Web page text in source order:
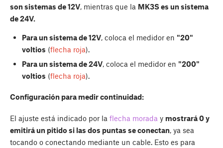
son sistemas de 12V, mientras que la MK3S es un sistema
de 24V.
Para un sistema de 12V, coloca el medidor en "20"
voltios (flecha roja).
Para un sistema de 24V, coloca el medidor en "200"
voltios (flecha roja).
Configuración para medir continuidad:
El ajuste está indicado por la flecha morada y mostrará 0 y
emitirá un pitido si las dos puntas se conectan, ya sea
tocando o conectando mediante un cable. Esto es para